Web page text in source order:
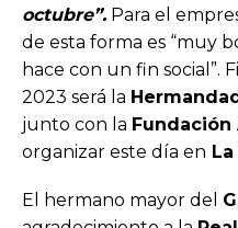
octubre”. Para el
de esta forma es “muy
hace con un fin social”.
2023 será la
junto con la Fundación
organizar este día en
El hermano mayor del